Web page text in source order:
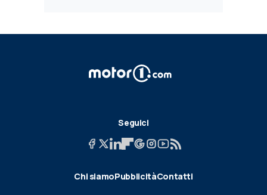
Seguici
Chi siamoPubblicitàContatti